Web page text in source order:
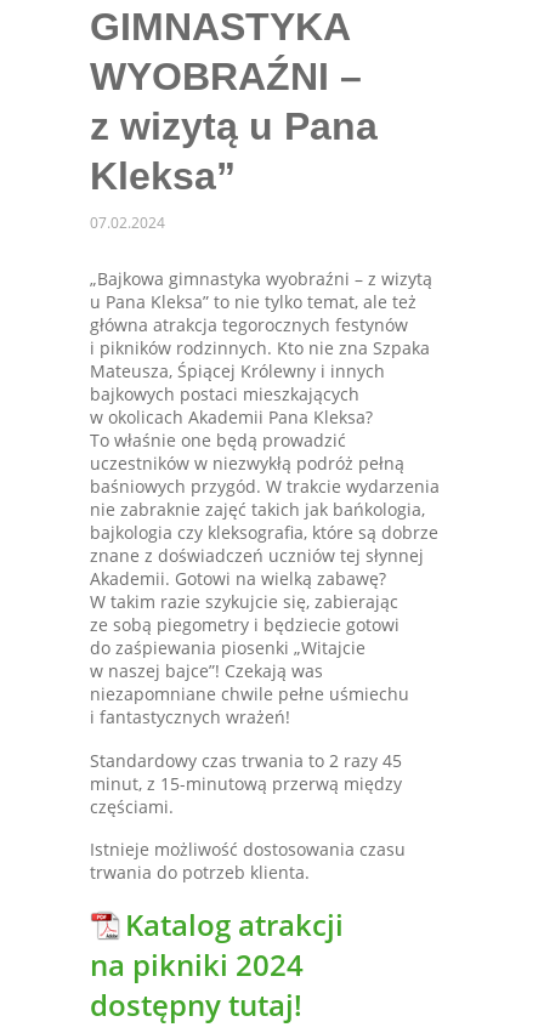
GIMNASTYKA
WYOBRAŹNI –
z wizytą u Pana
Kleksa”
07.02.2024
„Bajkowa gimnastyka wyobraźni – z wizytą
u Pana Kleksa” to nie tylko temat, ale też
główna atrakcja tegorocznych festynów
i pikników rodzinnych. Kto nie zna Szpaka
Mateusza, Śpiącej Królewny i innych
bajkowych postaci mieszkających
w okolicach Akademii Pana Kleksa?
To właśnie one będą prowadzić
uczestników w niezwykłą podróż pełną
baśniowych przygód. W trakcie wydarzenia
nie zabraknie zajęć takich jak bańkologia,
bajkologia czy kleksografia, które są dobrze
znane z doświadczeń uczniów tej słynnej
Akademii. Gotowi na wielką zabawę?
W takim razie szykujcie się, zabierając
ze sobą piegometry i będziecie gotowi
do zaśpiewania piosenki „Witajcie
w naszej bajce”! Czekają was
niezapomniane chwile pełne uśmiechu
i fantastycznych wrażeń!
Standardowy czas trwania to 2 razy 45
minut, z 15-minutową przerwą między
częściami.
Istnieje możliwość dostosowania czasu
trwania do potrzeb klienta.
Katalog atrakcji
na pikniki 2024
dostępny tutaj!